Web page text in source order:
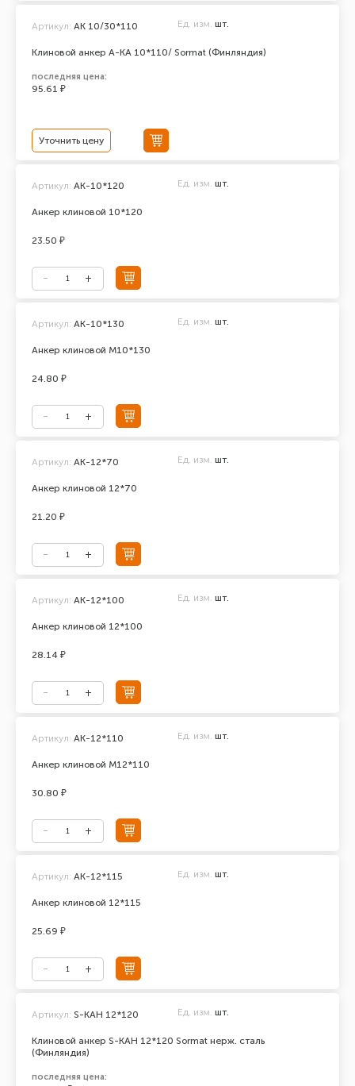
Клиновой анкер A-KA 10*110/ Sormat (Финляндия)
Артикул: AK 10/30*110 Ед. изм. шт.
последняя цена:
95.61 ₽
Уточнить цену
Анкер клиновой 10*120
Артикул: АК-10*120 Ед. изм. шт.
23.50 ₽
Анкер клиновой М10*130
Артикул: АК-10*130 Ед. изм. шт.
24.80 ₽
Анкер клиновой 12*70
Артикул: АК-12*70 Ед. изм. шт.
21.20 ₽
Анкер клиновой 12*100
Артикул: АК-12*100 Ед. изм. шт.
28.14 ₽
Анкер клиновой М12*110
Артикул: AK-12*110 Ед. изм. шт.
30.80 ₽
Анкер клиновой 12*115
Артикул: АК-12*115 Ед. изм. шт.
25.69 ₽
Клиновой анкер S-KAH 12*120 Sormat нерж. сталь
(Финляндия)
Артикул: S-KAH 12*120 Ед. изм. шт.
последняя цена: